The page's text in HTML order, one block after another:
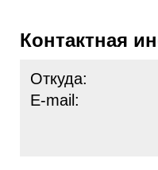
Контактная
Откуда:
E-mail: